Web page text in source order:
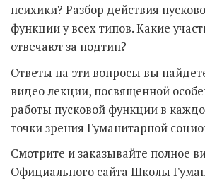
психики? Разбор действия
функции у всех типов. Какие
отвечают за подтип?
Ответы на эти вопросы вы
видео лекции, посвященной
работы пусковой функции в
точки зрения Гуманитарной
Смотрите и заказывайте полное
Официального сайта Школы